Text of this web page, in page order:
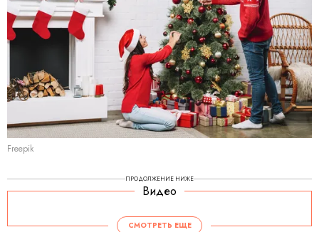
Freepik
ПРОДОЛЖЕНИЕ НИЖЕ
Видео
СМОТРЕТЬ ЕЩЕ